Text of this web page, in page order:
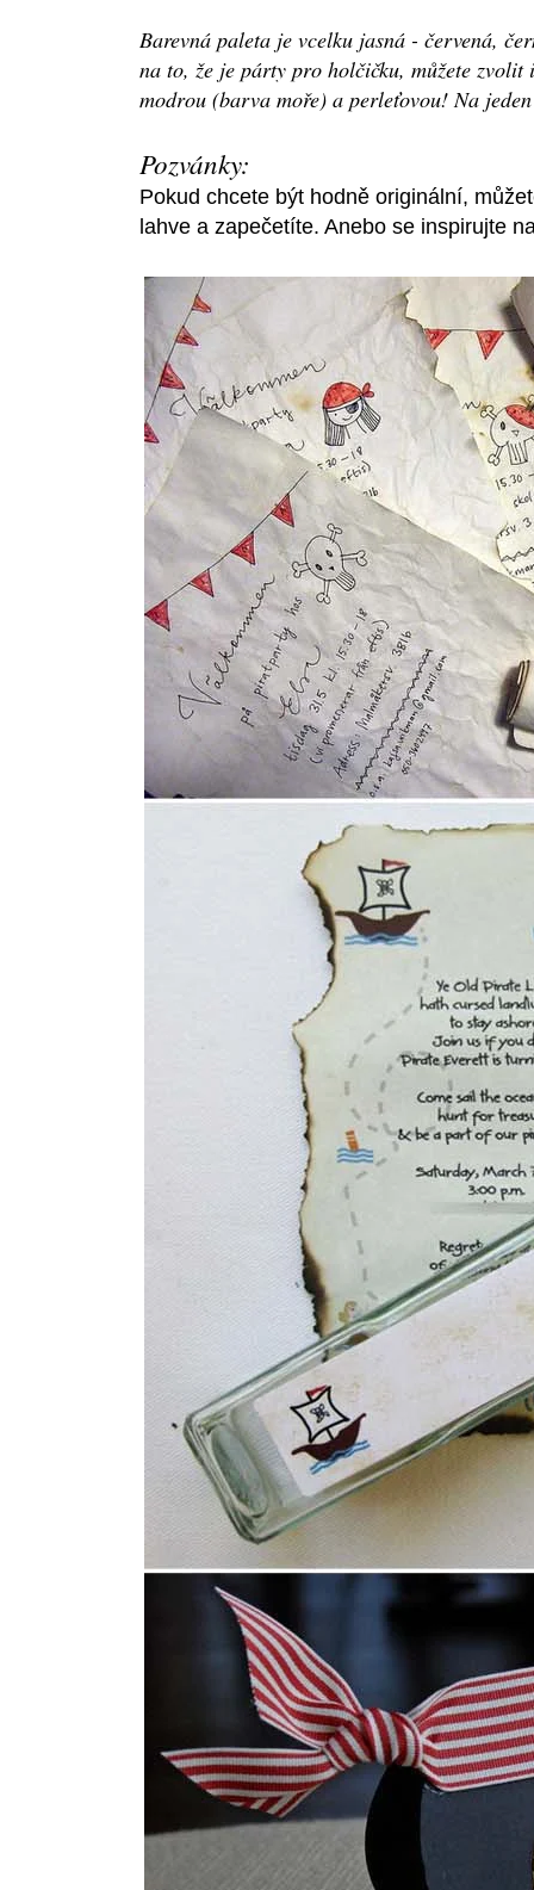
Barevná paleta je vcelku jasná - červená,
na to, že je párty pro holčičku, můžete zvolit
modrou (barva moře) a perleťovou! Na
Pozvánky:
Pokud chcete být hodně originální,
lahve a zapečetíte. Anebo se inspirujte